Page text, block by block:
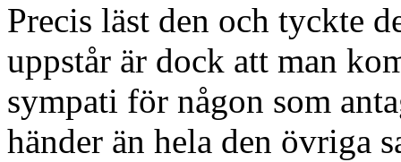
Precis läst den och tyckte
uppstår är dock att man
sympati för någon som
händer än hela den övriga